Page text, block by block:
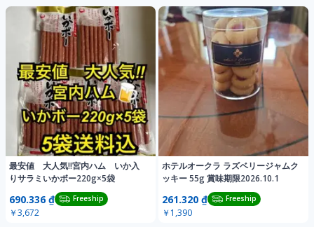
最安値 大人気‼️宮内ハム いか入
りサラミいかボー220g×5袋
690.336 ₫ Freeship
￥3,672
ホテルオークラ ラズベリージャムク
ッキー 55g 賞味期限2026.10.1
261.320 ₫ Freeship
￥1,390